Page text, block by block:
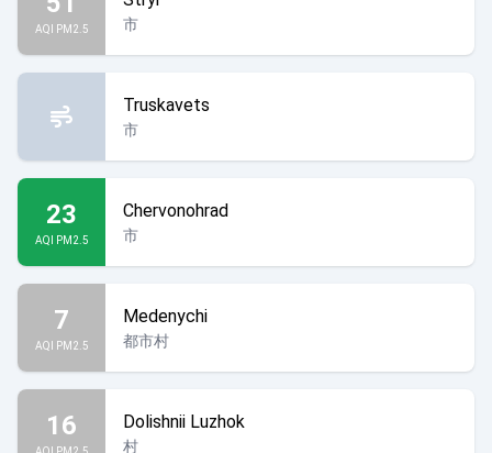
AQI PM2.5 市
Truskavets
市
23
AQI PM2.5
Chervonohrad
市
7
AQI PM2.5
Medenychi
都市村
16 Dolishnii Luzhok
村